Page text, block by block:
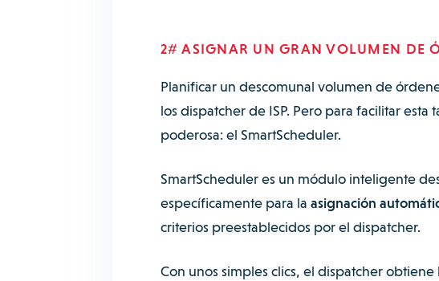
2# ASIGNAR UN GRAN VOLUMEN DE
Planificar un descomunal volumen de
los dispatcher de ISP. Pero para facilitar
poderosa: el SmartScheduler.
SmartScheduler es un módulo inteligente
específicamente para la asignación
criterios preestablecidos por el dispatcher.
Con unos simples clics, el dispatcher